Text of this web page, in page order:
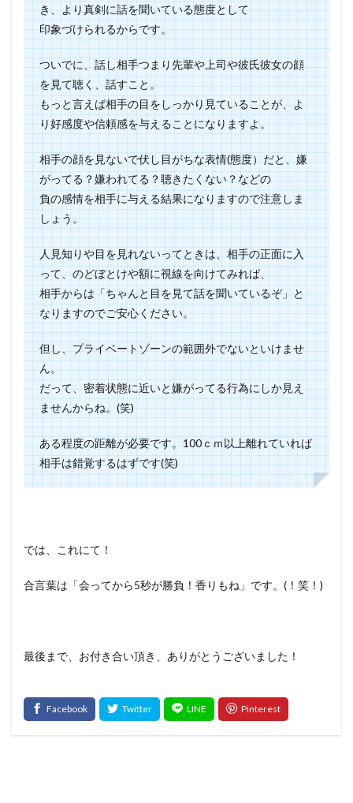
き、より真剣に話を聞いている態度として
印象づけられるからです。
ついでに、話し相手つまり先輩や上司や彼氏彼女の顔
を見て聴く、話すこと。
もっと言えば相手の目をしっかり見ていることが、よ
り好感度や信頼感を与えることになりますよ。
相手の顔を見ないで伏し目がちな表情(態度）だと、嫌
がってる？嫌われてる？聴きたくない？などの
負の感情を相手に与える結果になりますので注意しま
しょう。
人見知りや目を見れないってときは、相手の正面に入
って、のどぼとけや額に視線を向けてみれば、
相手からは「ちゃんと目を見て話を聞いているぞ」と
なりますのでご安心ください。
但し、プライベートゾーンの範囲外でないといけませ
ん。
だって、密着状態に近いと嫌がってる行為にしか見え
ませんからね。(笑)
ある程度の距離が必要です。100ｃｍ以上離れていれば
相手は錯覚するはずです(笑)
では、これにて！
合言葉は「会ってから5秒が勝負！香りもね」です。(！笑！)
最後まで、お付き合い頂き、ありがとうございました！